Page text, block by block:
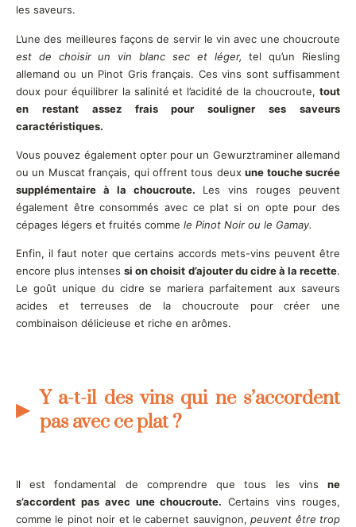
les saveurs.
L’une des meilleures façons de servir le vin avec une choucroute
est de choisir un vin blanc sec et léger, tel qu’un Riesling
allemand ou un Pinot Gris français. Ces vins sont suffisamment
doux pour équilibrer la salinité et l’acidité de la choucroute, tout
en restant assez frais pour souligner ses saveurs
caractéristiques.
Vous pouvez également opter pour un Gewurztraminer allemand
ou un Muscat français, qui offrent tous deuxune touche sucrée
supplémentaire à la choucroute. Les vins rouges peuvent
également être consommés avec ce plat si on opte pour des
cépages légers et fruités comme le Pinot Noir ou le Gamay.
Enfin, il faut noter que certains accords mets-vins peuvent être
encore plus intensessi on choisit d’ajouter du cidre à la recette.
Le goût unique du cidre se mariera parfaitement aux saveurs
acides et terreuses de la choucroute pour créer une
combinaison délicieuse et riche en arômes.
Y a-t-il des vins qui ne s’accordent
pas avec ce plat ?
Il est fondamental de comprendre que tous les vins ne
s’accordent pas avec une choucroute. Certains vins rouges,
comme le pinot noir et le cabernet sauvignon,peuvent être trop